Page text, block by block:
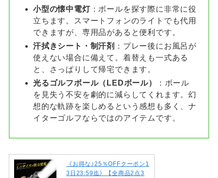
小型の懐中電灯：ボールを探す際に非常に役
立ちます。スマートフォンのライトでも代用
できますが、専用品があると便利です。
汗拭きシート・制汗剤
：プレー後にお風呂が
使えない場合に備えて。着替えも一式ある
と、さっぱりして帰宅できます。
光るゴルフボール（LEDボール）
：ボール
を見失う不安を劇的に減らしてくれます。幻
想的な軌跡を楽しめるという感想も多く、ナ
イターゴルフならではのアイテムです。
《お得な♪25％OFFクーポン1
3日23:59迄》【全商品2点3